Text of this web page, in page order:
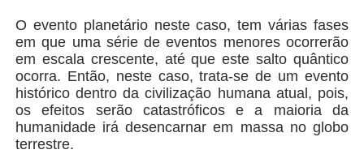
O evento planetário neste caso, tem várias fases
em que uma série de eventos menores ocorrerão
em escala crescente, até que este salto quântico
ocorra. Então, neste caso, trata-se de um evento
histórico dentro da civilização humana atual, pois,
os efeitos serão catastróficos e a maioria da
humanidade irá desencarnar em massa no globo
terrestre.